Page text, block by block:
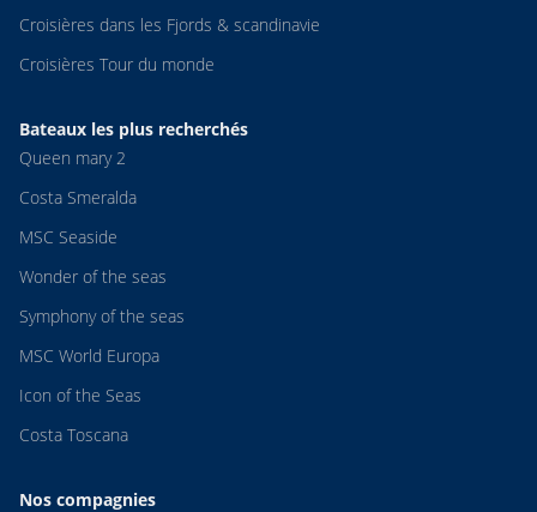
Croisières dans les Fjords & scandinavie
Croisières Tour du monde
Bateaux les plus recherchés
Queen mary 2
Costa Smeralda
MSC Seaside
Wonder of the seas
Symphony of the seas
MSC World Europa
Icon of the Seas
Costa Toscana
Nos compagnies